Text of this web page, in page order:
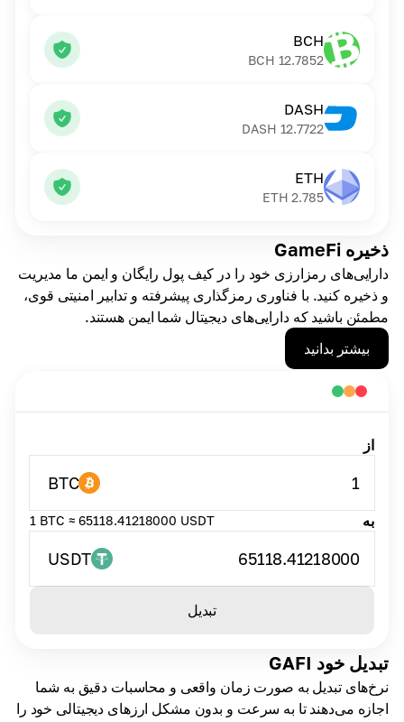
ذخیره GameFi
دارایی‌های رمزارزی خود را در کیف پول رایگان و ایمن ما مدیریت
و ذخیره کنید. با فناوری رمزگذاری پیشرفته و تدابیر امنیتی قوی،
مطمئن باشید که دارایی‌های دیجیتال شما ایمن هستند.
بیشتر بدانید
BCH
12.7852
BCH
DASH
12.7722
DASH
ETH
2.785
ETH
تبدیل خود GAFI
نرخ‌های تبدیل به صورت زمان واقعی و محاسبات دقیق به شما
اجازه می‌دهند تا به سرعت و بدون مشکل ارزهای دیجیتالی خود را
از
1
BTC
به 1 BTC ≈ 65118.41218000 USDT
65118.41218000
USDT
تبدیل